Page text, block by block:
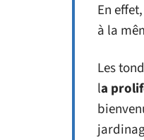
En
à la
Les
la